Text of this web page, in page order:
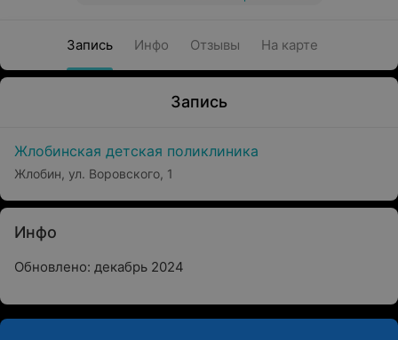
Запись Инфо Отзывы На карте
Запись
Жлобинская детская поликлиника
Жлобин, ул. Воровского, 1
Инфо
Обновлено: декабрь 2024